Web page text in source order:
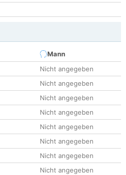
Mann
Nicht angegeben
Nicht angegeben
Nicht angegeben
Nicht angegeben
Nicht angegeben
Nicht angegeben
Nicht angegeben
Nicht angegeben